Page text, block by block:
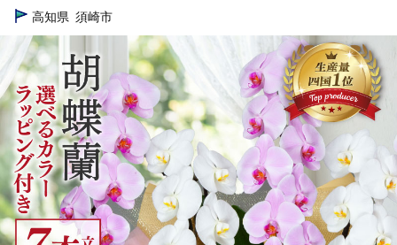
TOP
TOP 日用品・雑貨 ほかの雑貨・日用品 指定日配達 胡蝶蘭
TOP 返礼品なし 指定日配達 胡蝶蘭 7本立て 紅白 花 はな お花 日
高知県 須崎市